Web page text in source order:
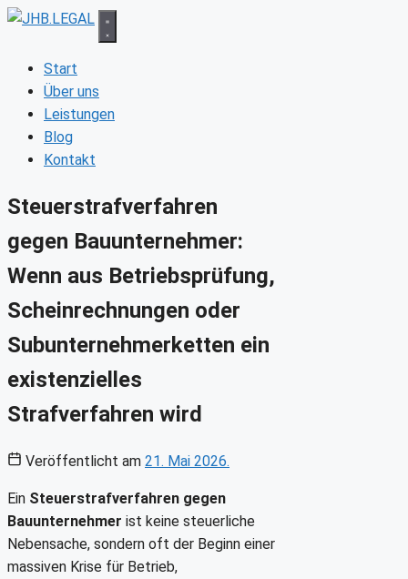
Zum
springenStart
Über uns
Leistungen
Blog
Kontakt
Steuerstrafverfahren
gegen Bauunternehmer:
Wenn aus Betriebsprüfung,
Scheinrechnungen oder
Subunternehmerketten ein
existenzielles
Strafverfahren wird
Veröffentlicht am 21. Mai 2026.
Ein Steuerstrafverfahren gegen
Bauunternehmer ist keine steuerliche
Nebensache, sondern oft der Beginn einer
massiven Krise für Betrieb,